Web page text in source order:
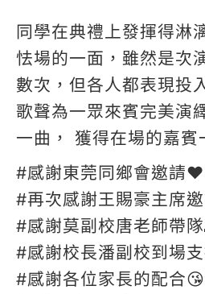
同學在典禮上發揮得淋
怯場的一面，雖然是次
數次，但各人都表現投
歌聲為一眾來賓完美演
一曲， 獲得在場的嘉賓
#感謝東莞同鄉會邀請❤️
#再次感謝王賜豪主席
#感謝莫副校唐老師帶
#感謝校長潘副校到場
#感謝各位家長的配合😘